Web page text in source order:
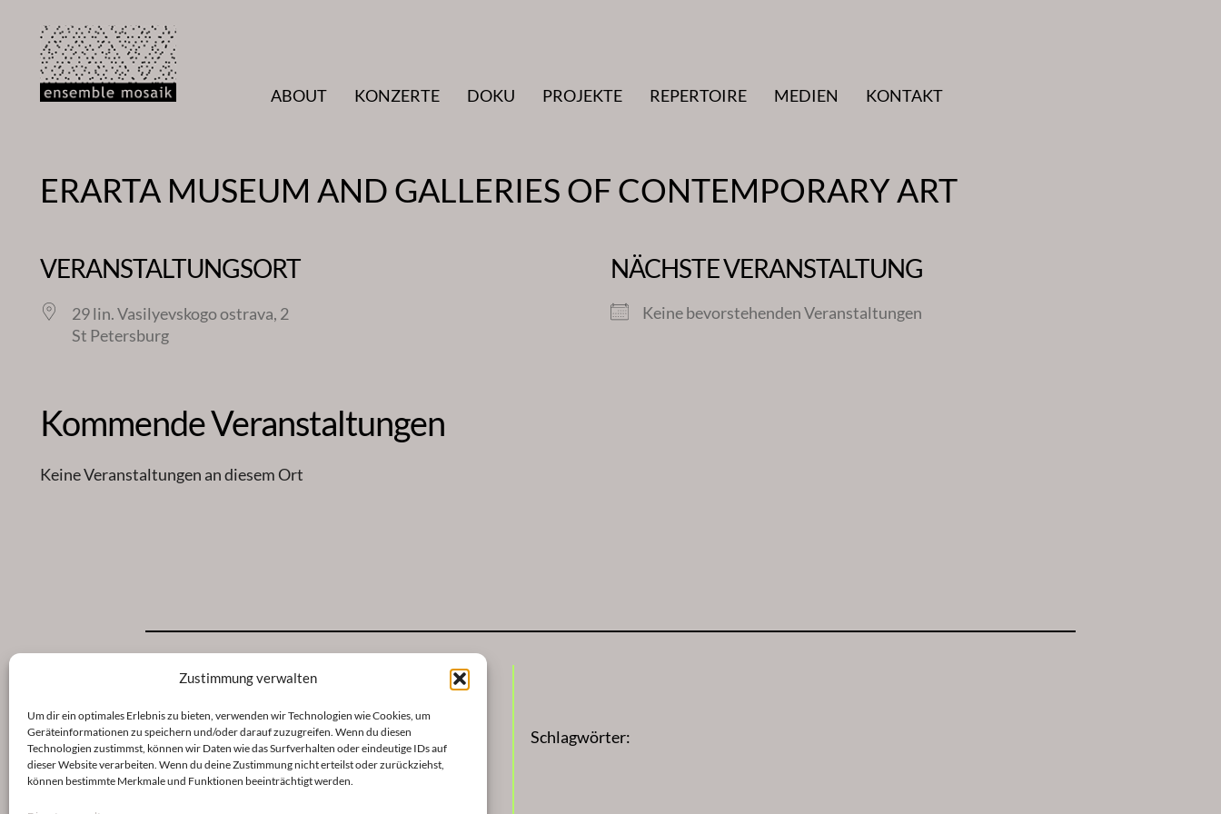
Zustimmung verwalten
Um dir ein optimales Erlebnis zu bieten, verwenden wir Technologien wie Cookies, um
Geräteinformationen zu speichern und/oder darauf zuzugreifen. Wenn du diesen
Technologien zustimmst, können wir Daten wie das Surfverhalten oder eindeutige IDs auf
dieser Website verarbeiten. Wenn du deine Zustimmung nicht erteilst oder zurückziehst,
können bestimmte Merkmale und Funktionen beeinträchtigt werden.
Inhalt
springen
ABOUT
KONZERTE DOKU PROJEKTE REPERTOIRE MEDIEN KONTAKT
ERARTA MUSEUM AND GALLERIES OF CONTEMPORARY ART
VERANSTALTUNGSORT
29 lin. Vasilyevskogo ostrava, 2
St Petersburg
NÄCHSTE VERANSTALTUNG
Keine bevorstehenden Veranstaltungen
Kommende Veranstaltungen
Keine Veranstaltungen an diesem Ort
Veröffentlicht 9. Januar 2023 in
von shinse
Schlagwörter: